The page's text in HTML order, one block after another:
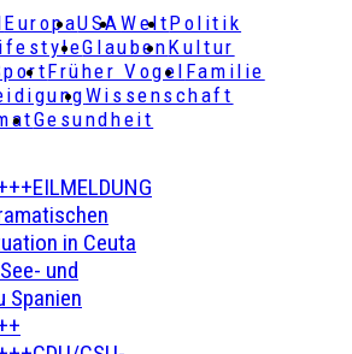
EuropaUSAWeltPolitik
GlaubenKultur
Früher Vogel Familie
Wissenschaft
Gesundheit
in Ceuta
und
Spanien